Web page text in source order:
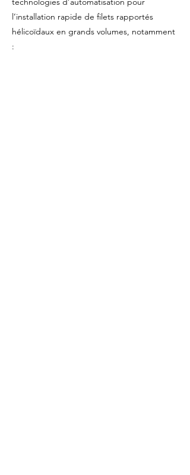
l’installation rapide de filets rapportés
hélicoïdaux en grands volumes, notamment
: